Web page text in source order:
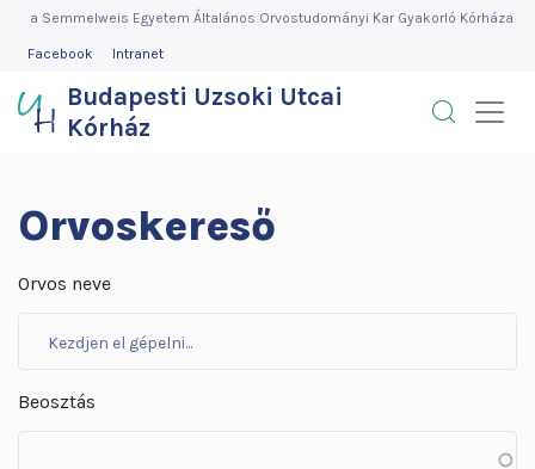
Budapesti
Uzsoki
Utcai
Ugrása Semmelweis Egyetem Általános Orvostudományi Kar Gyakorló Kórháza
MENÜ
Facebook Intranet
Budapesti Uzsoki Utcai
Kórház
Orvoskereső
Orvos neve
Beosztás